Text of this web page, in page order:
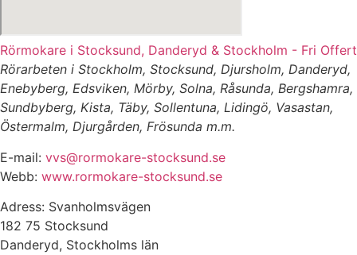
Rörmokare i Stocksund, Danderyd & Stockholm - Fri Offert
Rörarbeten i Stockholm, Stocksund, Djursholm, Danderyd,
Enebyberg, Edsviken, Mörby, Solna, Råsunda, Bergshamra,
Sundbyberg, Kista, Täby, Sollentuna, Lidingö, Vasastan,
Östermalm, Djurgården, Frösunda m.m.
E-mail: vvs@rormokare-stocksund.se
Webb: www.rormokare-stocksund.se
Adress: Svanholmsvägen
182 75 Stocksund
Danderyd, Stockholms län